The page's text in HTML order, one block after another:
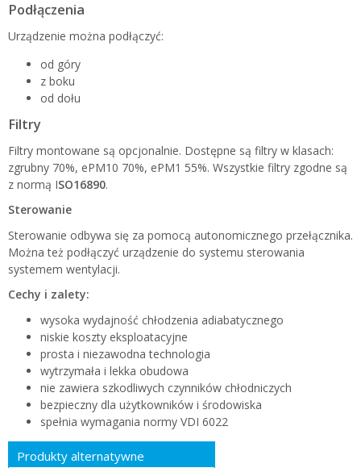
Podłączenia
Urządzenie można podłączyć:
od góry
z boku
od dołu
Filtry
Filtry montowane są opcjonalnie. Dostępne są filtry w klasach:
zgrubny 70%, ePM10 70%, ePM1 55%. Wszystkie filtry zgodne są
z normą ISO16890.
Sterowanie
Sterowanie odbywa się za pomocą autonomicznego przełącznika.
Można też podłączyć urządzenie do systemu sterowania
systemem wentylacji.
Cechy i zalety:
wysoka wydajność chłodzenia adiabatycznego
niskie koszty eksploatacyjne
prosta i niezawodna technologia
wytrzymała i lekka obudowa
nie zawiera szkodliwych czynników chłodniczych
bezpieczny dla użytkowników i środowiska
spełnia wymagania normy VDI 6022
Produkty alternatywne